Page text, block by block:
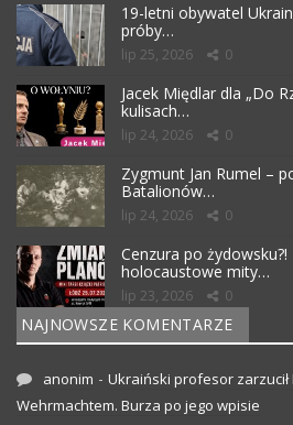
19-letni obywatel
próby…
lip 25, 2026 0
Jacek Międlar dla „Do
kulisach…
lip 24, 2026 0
Zygmunt Jan Rumel –
Batalionów…
lip 24, 2026 0
Cenzura po żydowsku?!
holocaustowe mity…
lip 23, 2026 0
NAJNOWSZE KOMENTARZE
anonim - Ukraiński profesor zarzucił
Wehrmachtem. Burza po jego wpisie